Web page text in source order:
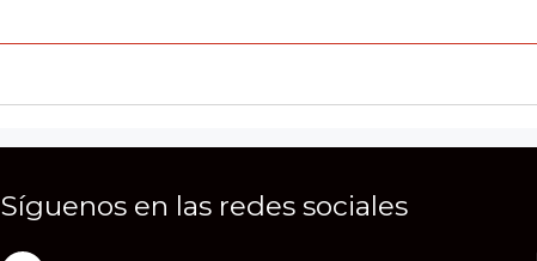
Síguenos en las redes sociales